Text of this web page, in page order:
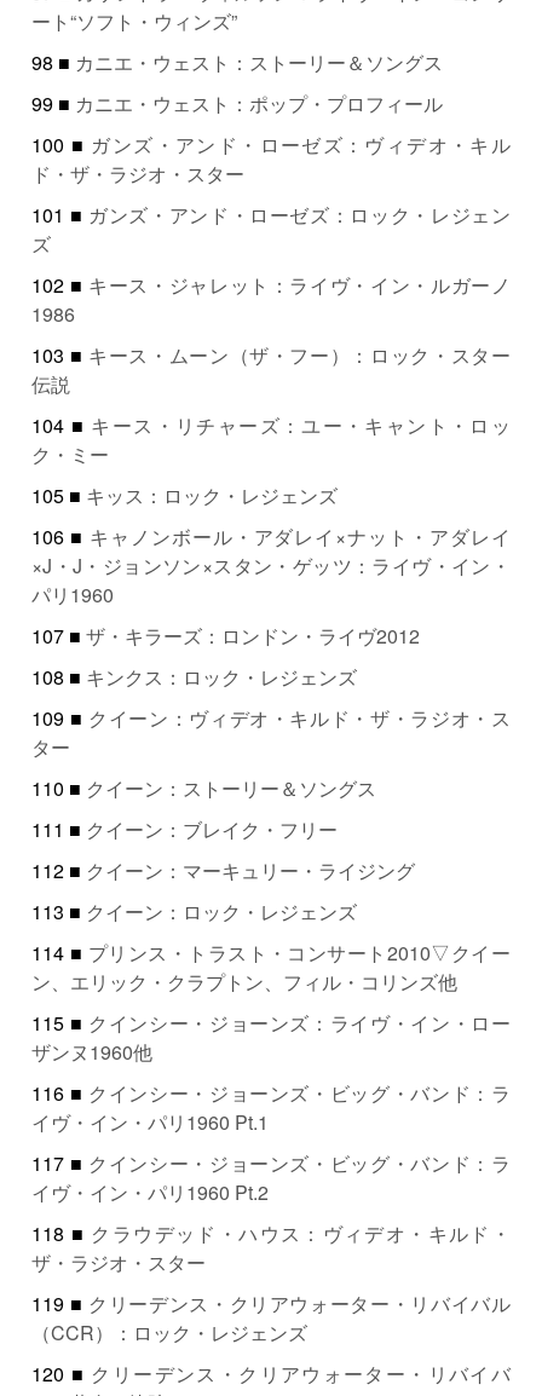
ート“ソフト・ウィンズ”
98 ■ カニエ・ウェスト：ストーリー＆ソングス
99 ■ カニエ・ウェスト：ポップ・プロフィール
100 ■ ガンズ・アンド・ローゼズ：ヴィデオ・キル
ド・ザ・ラジオ・スター
101 ■ ガンズ・アンド・ローゼズ：ロック・レジェン
ズ
102 ■ キース・ジャレット：ライヴ・イン・ルガーノ
1986
103 ■ キース・ムーン（ザ・フー）：ロック・スター
伝説
104 ■ キース・リチャーズ：ユー・キャント・ロッ
ク・ミー
105 ■ キッス：ロック・レジェンズ
106 ■ キャノンボール・アダレイ×ナット・アダレイ
×J・J・ジョンソン×スタン・ゲッツ：ライヴ・イン・
パリ1960
107 ■ザ・キラーズ：ロンドン・ライヴ2012
108 ■ キンクス：ロック・レジェンズ
109 ■ クイーン：ヴィデオ・キルド・ザ・ラジオ・ス
ター
110 ■ クイーン：ストーリー＆ソングス
111 ■ クイーン：ブレイク・フリー
112 ■ クイーン：マーキュリー・ライジング
113 ■ クイーン：ロック・レジェンズ
114 ■ プリンス・トラスト・コンサート2010▽クイー
ン、エリック・クラプトン、フィル・コリンズ他
115 ■ クインシー・ジョーンズ：ライヴ・イン・ロー
ザンヌ1960他
116 ■ クインシー・ジョーンズ・ビッグ・バンド：ラ
イヴ・イン・パリ1960 Pt.1
117 ■ クインシー・ジョーンズ・ビッグ・バンド：ラ
イヴ・イン・パリ1960 Pt.2
118 ■ クラウデッド・ハウス：ヴィデオ・キルド・
ザ・ラジオ・スター
119 ■ クリーデンス・クリアウォーター・リバイバル
（CCR）：ロック・レジェンズ
120 ■ クリーデンス・クリアウォーター・リバイバ